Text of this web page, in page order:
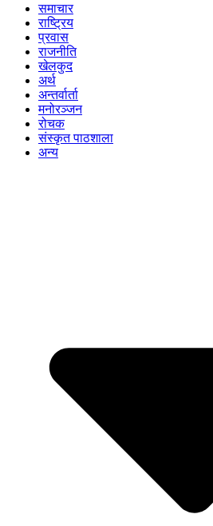
समाचार
राष्ट्रिय
प्रवास
राजनीति
खेलकुद
अर्थ
अन्तर्वार्ता
मनोरञ्जन
रोचक
संस्कृत पाठशाला
अन्य